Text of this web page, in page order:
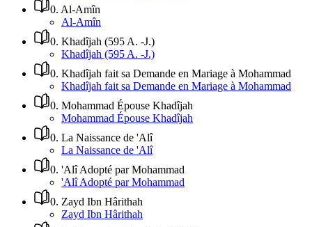
0. Al-Amîn
Al-Amîn
0. Khadîjah (595 A. -J.)
Khadîjah (595 A. -J.)
0. Khadîjah fait sa Demande en Mariage à Mohammad
Khadîjah fait sa Demande en Mariage à Mohammad
0. Mohammad Épouse Khadîjah
Mohammad Épouse Khadîjah
0. La Naissance de 'Alî
La Naissance de 'Alî
0. 'Alî Adopté par Mohammad
'Alî Adopté par Mohammad
0. Zayd Ibn Hârithah
Zayd Ibn Hârithah